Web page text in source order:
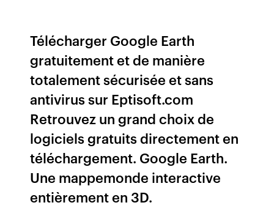
Télécharger Google Earth
gratuitement et de manière
totalement sécurisée et sans
antivirus sur Eptisoft.com
Retrouvez un grand choix de
logiciels gratuits directement en
téléchargement. Google Earth.
Une mappemonde interactive
entièrement en 3D.